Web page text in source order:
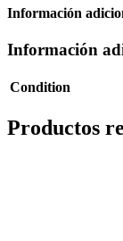
Información
Información
Condition
Productos